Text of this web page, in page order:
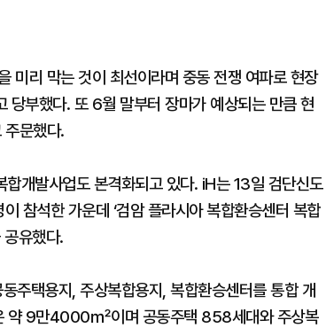
미리 막는 것이 최선이라며 중동 전쟁 여파로 현장
당부했다. 또 6월 말부터 장마가 예상되는 만큼 현
주문했다.
개발사업도 본격화되고 있다. iH는 13일 검단신도
참석한 가운데 ‘검암 플라시아 복합환승센터 복합
공유했다.
주택용지, 주상복합용지, 복합환승센터를 통합 개
약 9만4000㎡이며 공동주택 858세대와 주상복